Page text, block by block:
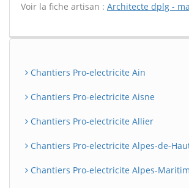
Voir la fiche artisan : Architecte dplg -
Chantiers Pro-electricite Ain
Chantiers Pro-electricite Aisne
Chantiers Pro-electricite Allier
Chantiers Pro-electricite Alpes-de-
Chantiers Pro-electricite Alpes-